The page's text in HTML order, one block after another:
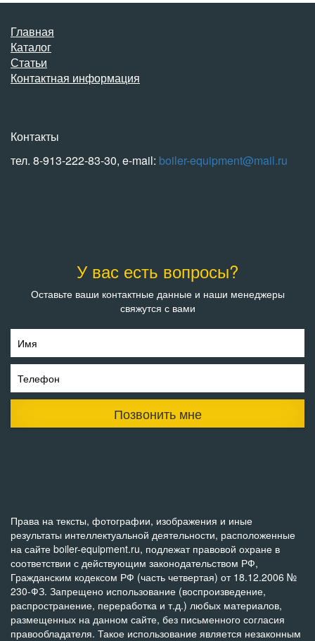
Главная
Каталог
Статьи
Контактная информация
Контакты
тел. 8-913-222-83-30, e-mail: boiler-equipment@mail.ru
У вас есть вопросы?
Оставьте ваши контактные данные и наши менеджеры
свяжутся с вами
Имя
Телефон
Позвонить мне
Права на тексты, фотографии, изображения и иные
результаты интеллектуальной деятельности, расположенные
на сайте boiler-equipment.ru, подлежат правовой охране в
соответствии с действующим законодательством РФ,
Гражданским кодексом РФ (часть четвертая) от 18.12.2006 №
230-ФЗ. Запрещено использование (воспроизведение,
распространение, переработка и т.д.) любых материалов,
размещенных на данном сайте, без письменного согласия
правообладателя. Такое использование является незаконным